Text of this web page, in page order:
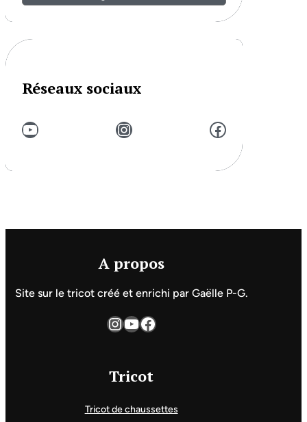
Réseaux sociaux
YouTube Instagram Facebook
A propos
Site sur le tricot créé et enrichi par Gaëlle P-G.
InstagramYouTube Facebook
Tricot
Tricot de chaussettes